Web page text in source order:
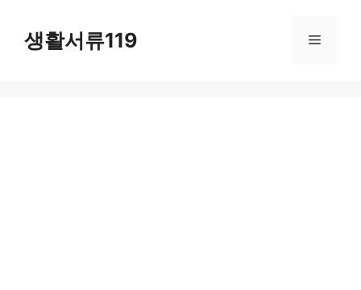
생활서류119 메